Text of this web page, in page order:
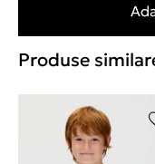
Produse